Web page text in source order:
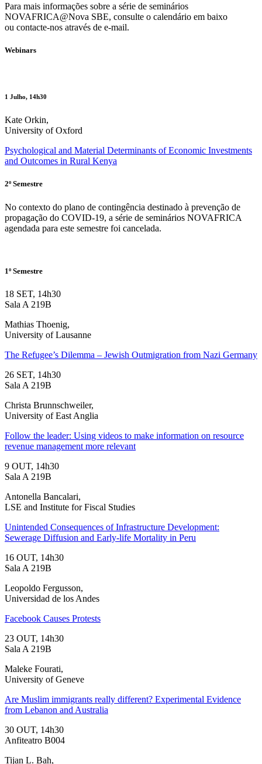
Para mais informações sobre a série de seminários
NOVAFRICA@Nova SBE, consulte o calendário em baixo
ou contacte-nos através de e-mail.
Webinars
1 Julho, 14h30
Kate Orkin,
University of Oxford
Psychological and Material Determinants of Economic Investments
and Outcomes in Rural Kenya
2º Semestre
No contexto do plano de contingência destinado à prevenção de
propagação do COVID-19, a série de seminários NOVAFRICA
agendada para este semestre foi cancelada.
1º Semestre
18 SET, 14h30
Sala A 219B
Mathias Thoenig,
University of Lausanne
The Refugee’s Dilemma – Jewish Outmigration from Nazi Germany
26 SET, 14h30
Sala A 219B
Christa Brunnschweiler,
University of East Anglia
Follow the leader: Using videos to make information on resource
revenue management more relevant
9 OUT, 14h30
Sala A 219B
Antonella Bancalari,
LSE and Institute for Fiscal Studies
Unintended Consequences of Infrastructure Development:
Sewerage Diffusion and Early-life Mortality in Peru
16 OUT, 14h30
Sala A 219B
Leopoldo Fergusson,
Universidad de los Andes
Facebook Causes Protests
23 OUT, 14h30
Sala A 219B
Maleke Fourati,
University of Geneve
Are Muslim immigrants really different? Experimental Evidence
from Lebanon and Australia
30 OUT, 14h30
Anfiteatro B004
Tijan L. Bah,